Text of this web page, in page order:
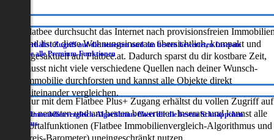
Flatbee durchsucht das Internet nach provisionsfreien
und listet diese Wohnungsinserate übersichtlich, kompakt und
tagesaktuell auf Flatbee.at. Dadurch sparst du dir kostbare Zeit,
musst nicht viele verschiedene Quellen nach deiner Wunsch-
Immobilie durchforsten und kannst alle Objekte direkt
miteinander vergleichen.
Du erhältst Zugriff auf die neuesten und am besten bewerteten Inserate
sowie alle Premium-Funktionen
Nur mit dem Flatbee Plus+ Zugang erhältst du vollen Zugriff auf
die neuesten und am besten bewerteten Inserate und kannst alle
Portalfunktionen (Flatbee Immobilienvergleich-Algorithmus und
Der Immobilienvergleich-Algorithmus filtert dir die besten Schnäppchen
heraus